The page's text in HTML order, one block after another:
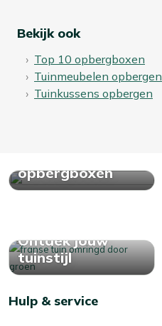
Bekijk ook
Top 10 opbergboxen
Tuinmeubelen opbergen
Tuinkussens opbergen
opbergboxen
Ontdek jouw
tuinstijl
Hulp & service